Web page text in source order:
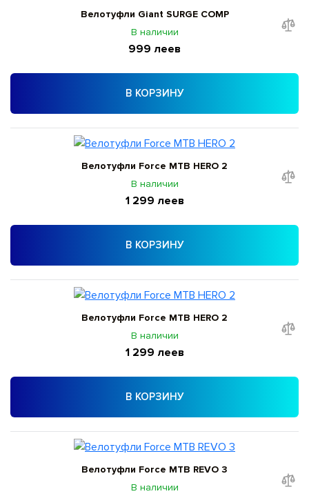
Велотуфли Giant SURGE COMP
В наличии
999 леев
В КОРЗИНУ
Велотуфли Force MTB HERO 2
В наличии
1 299 леев
В КОРЗИНУ
Велотуфли Force MTB HERO 2
В наличии
1 299 леев
В КОРЗИНУ
Велотуфли Force MTB REVO 3
В наличии